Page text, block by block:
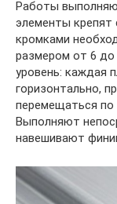
Работы
элементы крепят
кромками
размером от 6
уровень: каждая
горизонтально,
перемещаться по
Выполняют
навешивают